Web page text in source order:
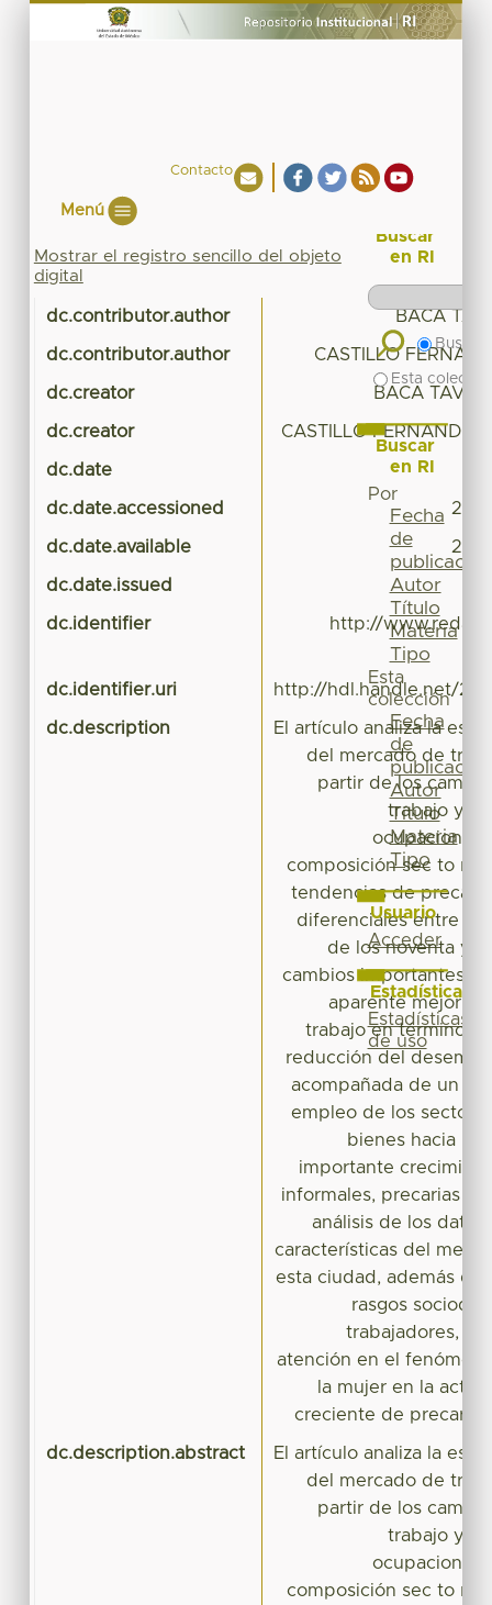
Contacto
Menú
Mostrar el registro sencillo del objeto
digital
dc.contributor.author BACA
dc.contributor.author CASTILLO
dc.creator BACA
dc.creator CASTILLO
dc.date
dc.date.accessioned
dc.date.available
dc.date.issued
dc.identifier http://
dc.identifier.uri http://hdl.handle.net/
dc.description
El artículo analiza la
del mercado de
partir de los
trabajo y la
ocupaciones.
composición sec to
tendencias de
diferenciales entre
de los noventa y
cambios importantes
aparente mejoría
trabajo en términos
reducción del
acompañada de un
empleo de los
bienes hacia
importante
informales, precarias de
análisis de los
características del
esta ciudad, además de
rasgos
trabajadores,
atención en el
la mujer en la
creciente de
dc.description.abstract
El artículo analiza la
del mercado de
partir de los
trabajo y la
ocupaciones.
composición sec to
Buscar
en RI
Buscar
Esta
Buscar
en RI
Por
Fecha
de
publicación
Autor
Título
Materia
Tipo
Esta
colección
Fecha
de
publicación
Autor
Título
Materia
Tipo
Usuario
Acceder
Estadísticas
Estadísticas
de uso